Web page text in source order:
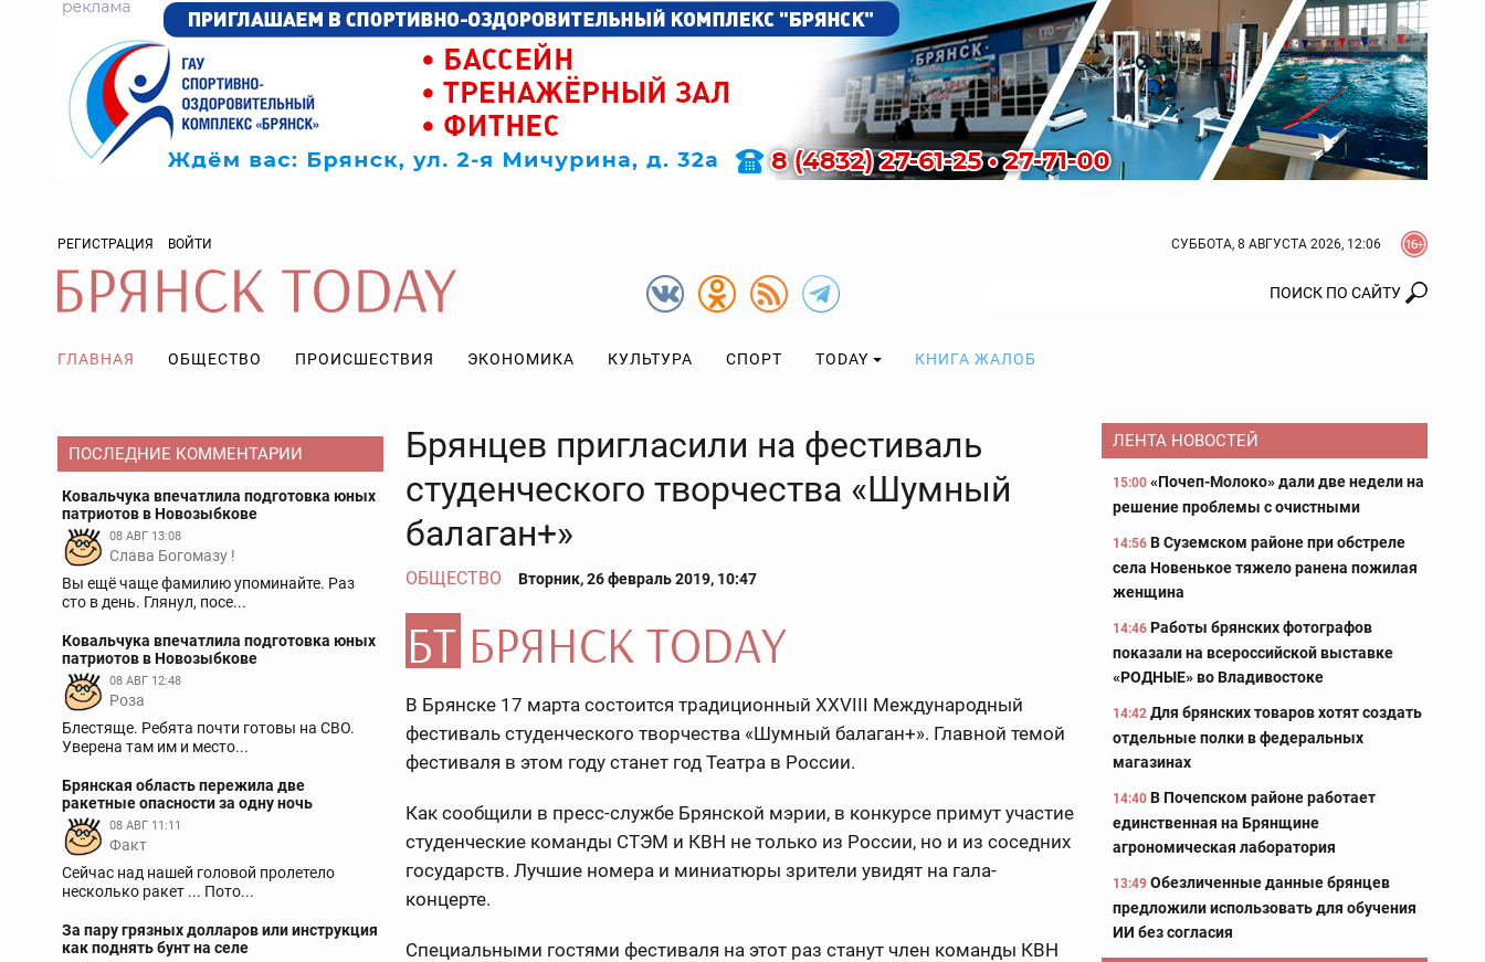
РЕГИСТРАЦИЯ ВОЙТИ СУББОТА, 8 АВГУСТА 2026, 12:06
ГЛАВНАЯ ОБЩЕСТВО ПРОИСШЕСТВИЯ ЭКОНОМИКА КУЛЬТУРА СПОРТ TODAY КНИГА ЖАЛОБ
ПОСЛЕДНИЕ КОММЕНТАРИИ
Ковальчука впечатлила подготовка юных
патриотов в Новозыбкове
08 АВГ 13:08
Слава Богомазу !
Вы ещё чаще фамилию упоминайте. Раз
сто в день. Глянул, посе...
Ковальчука впечатлила подготовка юных
патриотов в Новозыбкове
08 АВГ 12:48
Роза
Блестяще. Ребята почти готовы на СВО.
Уверена там им и место...
Брянская область пережила две
ракетные опасности за одну ночь
08 АВГ 11:11
Факт
Сейчас над нашей головой пролетело
несколько ракет ... Пото...
За пару грязных долларов или инструкция
как поднять бунт на селе
Брянцев пригласили на фестиваль
студенческого творчества «Шумный
балаган+»‍
ОБЩЕСТВО Вторник, 26 февраль 2019, 10:47
В Брянске 17 марта состоится традиционный XXVIII Международный
фестиваль студенческого творчества «Шумный балаган+». Главной темой
фестиваля в этом году станет год Театра в России.
Как сообщили в пресс-службе Брянской мэрии, в конкурсе примут участие
студенческие команды СТЭМ и КВН не только из России, но и из соседних
государств. Лучшие номера и миниатюры зрители увидят на гала-
концерте.
Специальными гостями фестиваля на этот раз станут член команды КВН
ЛЕНТА НОВОСТЕЙ
15:00 «Почеп-Молоко» дали две недели на
решение проблемы с очистными
14:56 В Суземском районе при обстреле
села Новенькое тяжело ранена пожилая
женщина
14:46 Работы брянских фотографов
показали на всероссийской выставке
«РОДНЫЕ» во Владивостоке
14:42 Для брянских товаров хотят создать
отдельные полки в федеральных
магазинах
14:40 В Почепском районе работает
единственная на Брянщине
агрономическая лаборатория
13:49 Обезличенные данные брянцев
предложили использовать для обучения
ИИ без согласия